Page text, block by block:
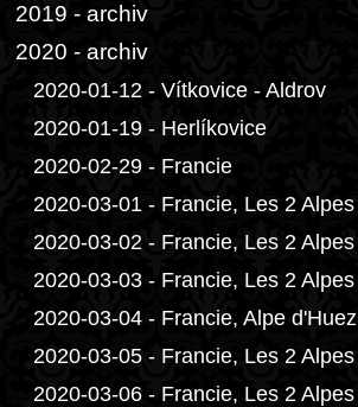
2019 - archiv
2020 - archiv
2020-01-12 - Vítkovice - Aldrov
2020-01-19 - Herlíkovice
2020-02-29 - Francie
2020-03-01 - Francie, Les 2 Alpes
2020-03-02 - Francie, Les 2 Alpes
2020-03-03 - Francie, Les 2 Alpes
2020-03-04 - Francie, Alpe d'Huez
2020-03-05 - Francie, Les 2 Alpes
2020-03-06 - Francie, Les 2 Alpes